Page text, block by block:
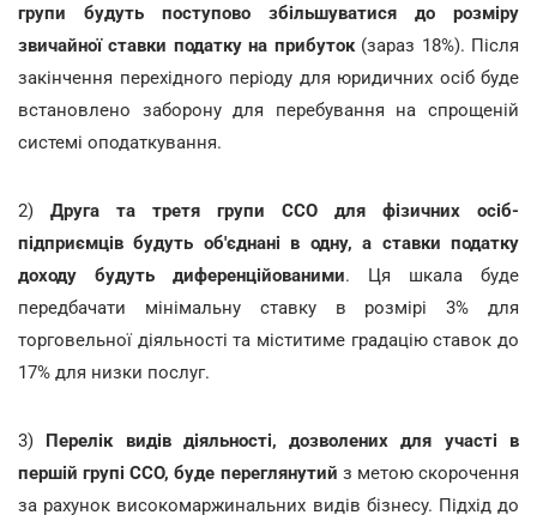
групи будуть поступово збільшуватися до розміру
звичайної ставки податку на прибуток(зараз 18%). Після
закінчення перехідного періоду для юридичних осіб буде
встановлено заборону для перебування на спрощеній
системі оподаткування.
2) Друга та третя групи ССО для фізичних осіб-
підприємців будуть об'єднані в одну, а ставки податку
доходу будуть диференційованими. Ця шкала буде
передбачати мінімальну ставку в розмірі 3% для
торговельної діяльності та міститиме градацію ставок до
17% для низки послуг.
3) Перелік видів діяльності, дозволених для участі в
першій групі ССО, буде переглянутий з метою скорочення
за рахунок високомаржинальних видів бізнесу. Підхід до